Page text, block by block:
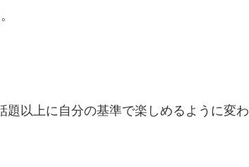
以上に自分の基準で楽しめるように変わ